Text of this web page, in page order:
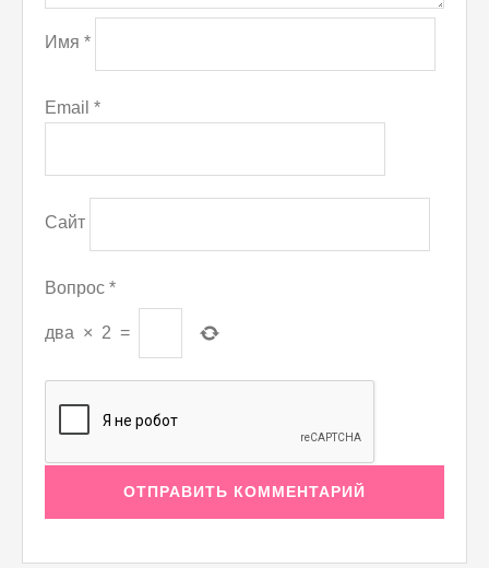
Имя *
Email *
Сайт
Вопрос *
два × 2 =